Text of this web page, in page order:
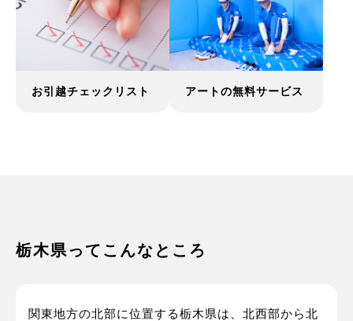
お引越チェックリスト アートの無料サービス
栃木県ってこんなところ
関東地方の北部に位置する栃木県は、北西部から北